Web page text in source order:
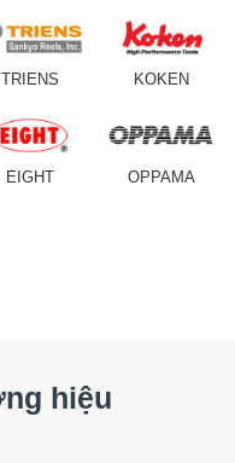
TRIENS KOKEN
EIGHT OPPAMA
hiệu